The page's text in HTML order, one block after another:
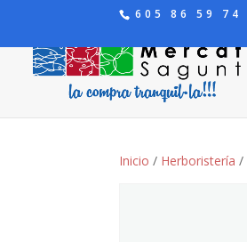
605 86 59 74
Inicio / Herboristería /